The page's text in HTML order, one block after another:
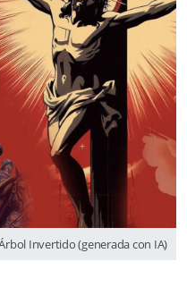
Invertido (generada con IA)